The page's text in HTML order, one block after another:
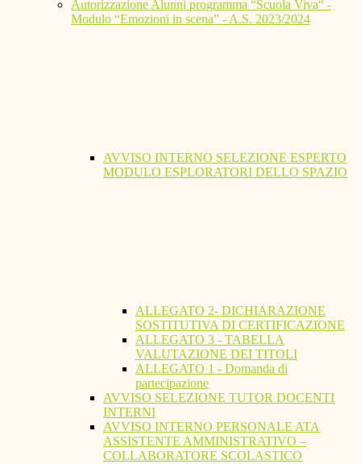
Autorizzazione Alunni programma “Scuola Viva“ -
Modulo “Emozioni in scena” - A.S. 2023/2024
AVVISO INTERNO SELEZIONE ESPERTO
MODULO ESPLORATORI DELLO SPAZIO
ALLEGATO 2- DICHIARAZIONE
SOSTITUTIVA DI CERTIFICAZIONE
ALLEGATO 3 - TABELLA
VALUTAZIONE DEI TITOLI
ALLEGATO 1 - Domanda di
partecipazione
AVVISO SELEZIONE TUTOR DOCENTI
INTERNI
AVVISO INTERNO PERSONALE ATA
ASSISTENTE AMMINISTRATIVO –
COLLABORATORE SCOLASTICO